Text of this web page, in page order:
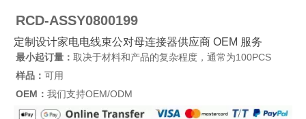
RCD-ASSY0800199
定制设计家电电线束公对母连接器供应商 OEM 服务
最小起订量： 取决于材料和产品的复杂程度，通常为100PCS
样品： 可用
OEM： 我们支持OEM/ODM